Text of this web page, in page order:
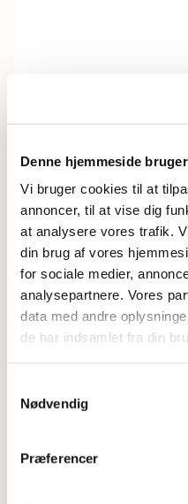
Denne hjemmeside
Vi bruger cookies til at
annoncer, til at vise dig
at analysere vores trafik.
din brug af vores
for sociale medier,
analysepartnere. Vores
data med andre
de har indsamlet fra din
Nødvendig
Præferencer
Du vil